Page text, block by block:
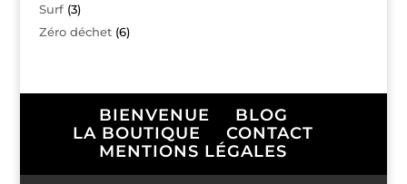
Surf(3)
Zéro déchet(6)
BIENVENUE
BLOG
LA BOUTIQUE
CONTACT
MENTIONS LÉGALES